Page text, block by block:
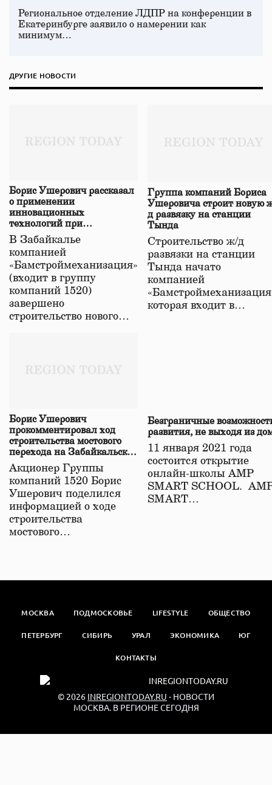
Региональное отделение ЛДПР на конференции в
Екатеринбурге заявило о намерении как
минимум…
ДРУГИЕ НОВОСТИ
Борис Ушерович рассказал
о применении
инновационных
технологий при
строительстве нового моста
в Забайкалье
В Забайкалье
компанией
«Бамстроймеханизация»
(входит в группу
компаний 1520)
завершено
строительство нового…
Группа компаний Бориса
Ушеровича строит новую
д развязку на станции
Тында
Строительство ж/д
развязки на станции
Тында начато
компанией
которая входит в…
Борис Ушерович
прокомментировал ход
строительства мостового
перехода на Забайкальской
железной дороге
Акционер Группы
компаний 1520 Борис
Ушерович поделился
информацией о ходе
строительства
мостового…
Безграничные
развития, не выходя из
11 января 2021 года
состоится открытие
онлайн-школы АМР
SMART SCHOOL.
SMART…
МОСКВА ПОДМОСКОВЬЕ LIFESTYLE ОБЩЕСТВО
ПЕТЕРБУРГ СИБИРЬ УРАЛ ЭКОНОМИКА ЮГ
КОНТАКТЫ
© 2026 INREGIONTODAY.RU - НОВОСТИ
МОСКВА. В РЕГИОНЕ СЕГОДНЯ